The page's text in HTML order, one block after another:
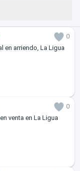
0
en arriendo, La Ligua
0
venta en La Ligua